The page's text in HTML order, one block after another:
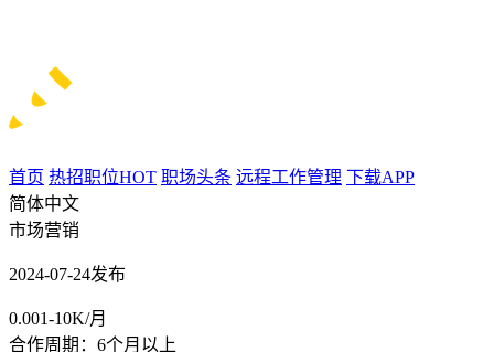
首页 热招职位HOT 职场头条 远程工作管理 下载APP
简体中文
市场营销
2024-07-24发布
0.001-10K/月
合作周期：6个月以上